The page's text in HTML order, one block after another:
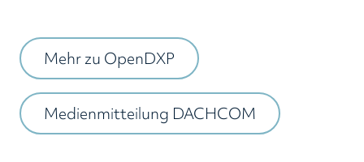
Mehr zu OpenDXP
Medienmitteilung DACHCOM